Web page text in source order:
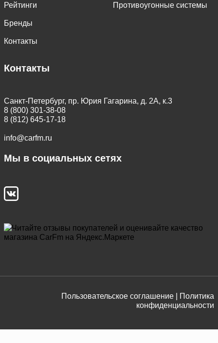
Рейтинги
Бренды
Контакты
Противоугонные системы
Контакты
Санкт-Петербург, пр. Юрия Гагарина, д. 2А, к.3
8 (800) 301-38-08
8 (812) 645-17-18
info@carfm.ru
Мы в социальных сетях
Пользовательское соглашение |
Политика
конфиденциальности